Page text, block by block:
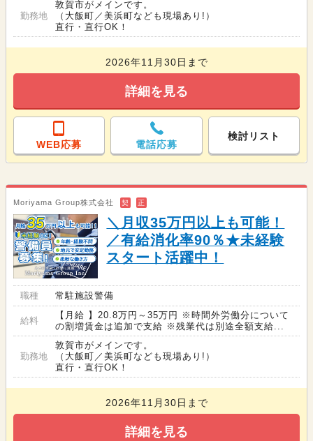
勤務地
敦賀市がメインです。
（大飯町／美浜町なども現場あり!）
直行・直行OK！
2026年11月30日まで
詳細を見る
WEB応募 電話応募
検討リスト
Moriyama Group株式会社 契 正
＼月収35万円以上も可能！
／有給消化率90％★未経験
スタート活躍中！
職種 常駐施設警備
給料
【月給 】20.8万円～35万円 ※時間外労働分について
の割増賃金は追加で支給 ※残業代は別途全額支給...
勤務地
敦賀市がメインです。
（大飯町／美浜町なども現場あり!）
直行・直行OK！
2026年11月30日まで
詳細を見る